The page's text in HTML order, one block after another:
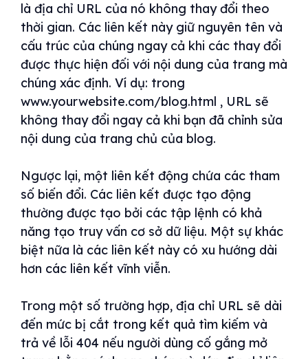
là địa chỉ URL của nó không thay đổi theo
thời gian. Các liên kết này giữ nguyên tên và
cấu trúc của chúng ngay cả khi các thay đổi
được thực hiện đối với nội dung của trang mà
chúng xác định. Ví dụ: trong
www.yourwebsite.com/blog.html , URL sẽ
không thay đổi ngay cả khi bạn đã chỉnh sửa
nội dung của trang chủ của blog.
Ngược lại, một liên kết động chứa các tham
số biến đổi. Các liên kết được tạo động
thường được tạo bởi các tập lệnh có khả
năng tạo truy vấn cơ sở dữ liệu. Một sự khác
biệt nữa là các liên kết này có xu hướng dài
hơn các liên kết vĩnh viễn.
Trong một số trường hợp, địa chỉ URL sẽ dài
đến mức bị cắt trong kết quả tìm kiếm và
trả về lỗi 404 nếu người dùng cố gắng mở